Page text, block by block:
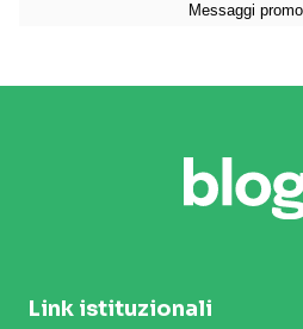
Link istituzionali